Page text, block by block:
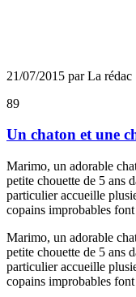
21/07/2015 par La rédac
89
Un chaton et une
Marimo, un adorable
petite chouette de 5 ans
particulier accueille
copains improbables
Marimo, un adorable
petite chouette de 5 ans
particulier accueille
copains improbables